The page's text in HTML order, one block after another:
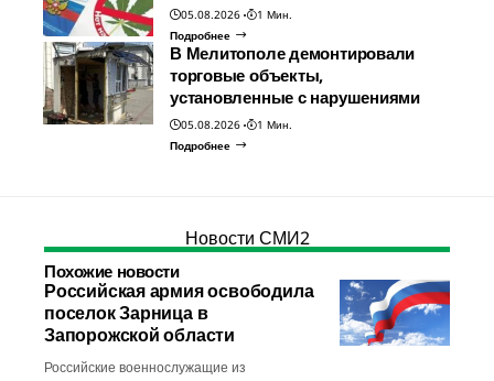
05.08.2026
1 Мин.
Подробнее
В Мелитополе демонтировали
торговые объекты,
установленные с нарушениями
05.08.2026
1 Мин.
Подробнее
Новости СМИ2
Похожие новости
Российская армия освободила
поселок Зарница в
Запорожской области
Российские военнослужащие из